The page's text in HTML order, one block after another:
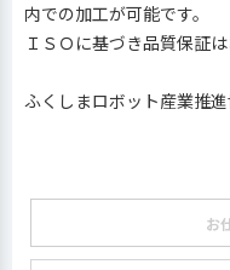
内での加工が可能です。
ＩＳＯに基づき品質保証は
ふくしまロボット産業推
お